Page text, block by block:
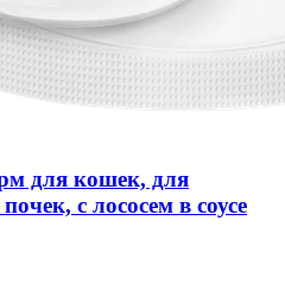
для кошек, для
с лососем в соусе